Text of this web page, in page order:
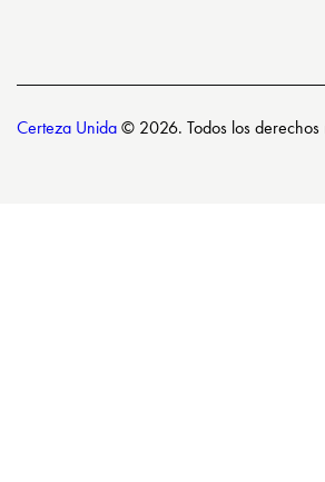
Certeza Unida© 2026. Todos los derechos